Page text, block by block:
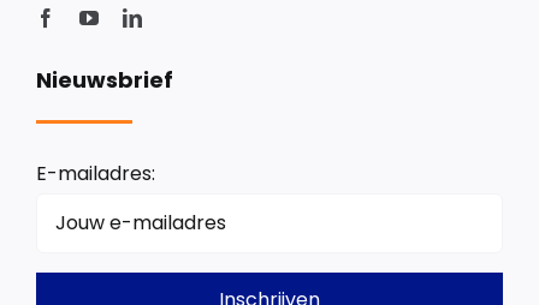
Nieuwsbrief
E-mailadres: